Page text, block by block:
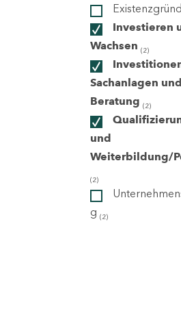
Investieren
Wachsen (2)
Sachanlagen und
Beratung (2)
und
Weiterbildung/
(2)
g (2)